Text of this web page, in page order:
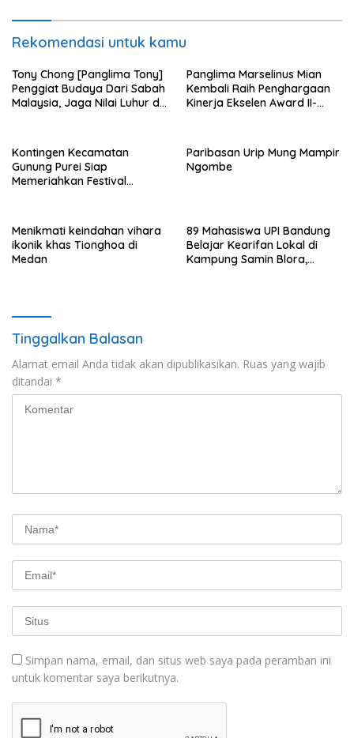
Rekomendasi untuk kamu
Tony Chong [Panglima Tony]
Penggiat Budaya Dari Sabah
Malaysia, Jaga Nilai Luhur di
Panglima Marselinus Mian
Kembali Raih Penghargaan
Kinerja Ekselen Award II-
Kontingen Kecamatan
Gunung Purei Siap
Memeriahkan Festival
Paribasan Urip Mung Mampir
Ngombe
Menikmati keindahan vihara
ikonik khas Tionghoa di
Medan
89 Mahasiswa UPI Bandung
Belajar Kearifan Lokal di
Kampung Samin Blora,
Tinggalkan Balasan
Alamat email Anda tidak akan dipublikasikan. Ruas yang wajib
ditandai *
Simpan nama, email, dan situs web saya pada peramban ini
untuk komentar saya berikutnya.